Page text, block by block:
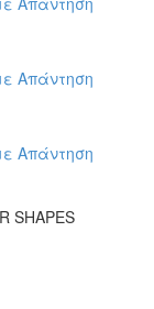
Απάντηση
Απάντηση
SHAPES